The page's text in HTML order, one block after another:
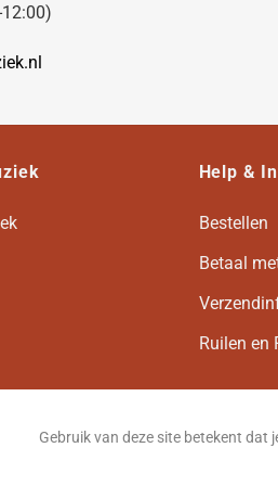
Help &
Bestellen
Betaal
Ruilen en
Gebruik van deze site betekent dat